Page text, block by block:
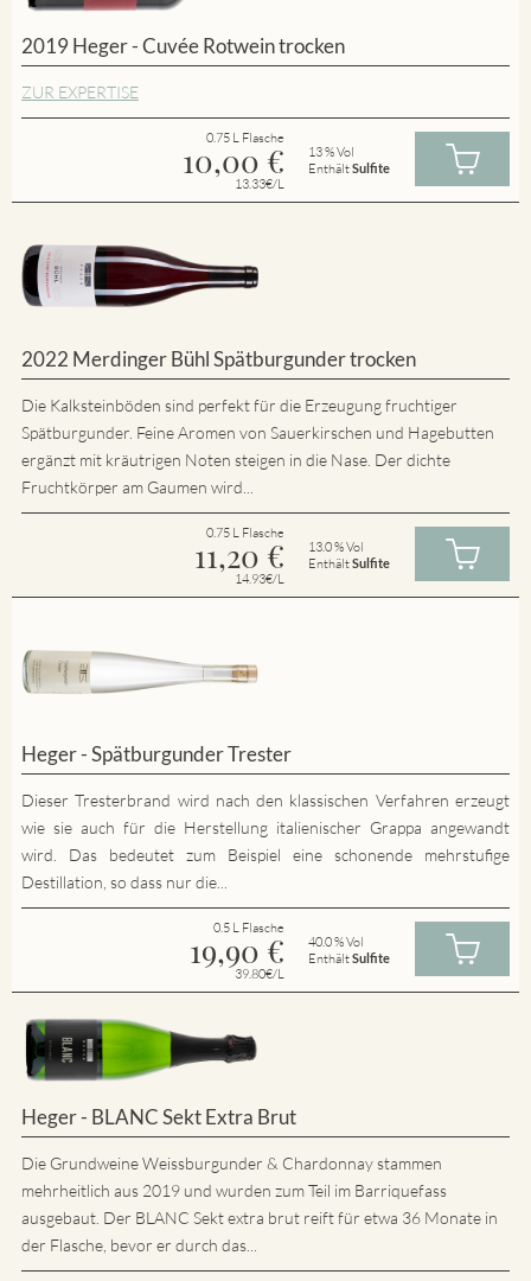
2019 Heger - Cuvée Rotwein trocken
ZUR EXPERTISE
0.75 L Flasche
10,00 €
13.33€/L
13 % Vol
EnthältSulfite
2022 Merdinger Bühl Spätburgunder trocken
Die Kalksteinböden sind perfekt für die Erzeugung fruchtiger
Spätburgunder. Feine Aromen von Sauerkirschen und Hagebutten
ergänzt mit kräutrigen Noten steigen in die Nase. Der dichte
Fruchtkörper am Gaumen wird...
0.75 L Flasche
11,20 €
14.93€/L
13.0 % Vol
EnthältSulfite
Heger - Spätburgunder Trester
Dieser Tresterbrand wird nach den klassischen Verfahren erzeugt
wie sie auch für die Herstellung italienischer Grappa angewandt
wird. Das bedeutet zum Beispiel eine schonende mehrstufige
Destillation, so dass nur die...
0.5 L Flasche
19,90 €
39.80€/L
40.0 % Vol
EnthältSulfite
Heger - BLANC Sekt Extra Brut
Die Grundweine Weissburgunder & Chardonnay stammen
mehrheitlich aus 2019 und wurden zum Teil im Barriquefass
ausgebaut. Der BLANC Sekt extra brut reift für etwa 36 Monate in
der Flasche, bevor er durch das...